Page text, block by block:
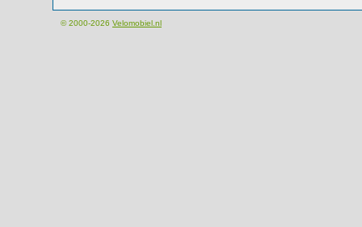
© 2000-2026 Velomobiel.nl